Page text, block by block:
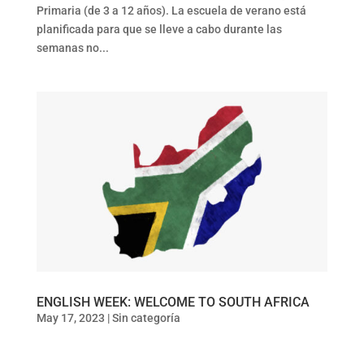
Primaria (de 3 a 12 años). La escuela de verano está
planificada para que se lleve a cabo durante las
semanas no...
ENGLISH WEEK: WELCOME TO SOUTH AFRICA
May 17, 2023 |Sin categoría